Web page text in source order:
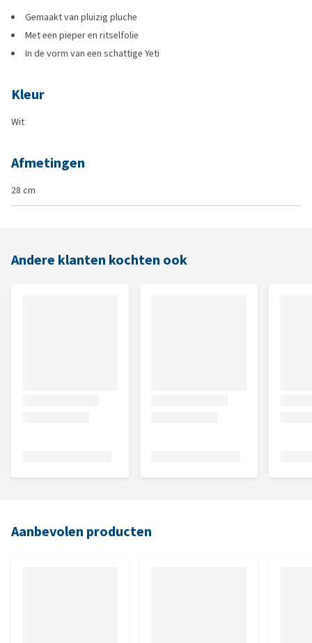
Gemaakt van pluizig pluche
Met een pieper en ritselfolie
In de vorm van een schattige Yeti
Kleur
Wit
Afmetingen
28 cm
Andere klanten kochten ook
Aanbevolen producten